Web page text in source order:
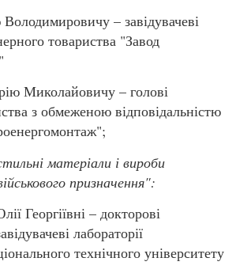
– завідувачеві
товариства "Завод
Миколайовичу – голові
з обмеженою відповідальністю
матеріали і вироби
призначення":
Георгіївні – докторові
лабораторії
технічного університету